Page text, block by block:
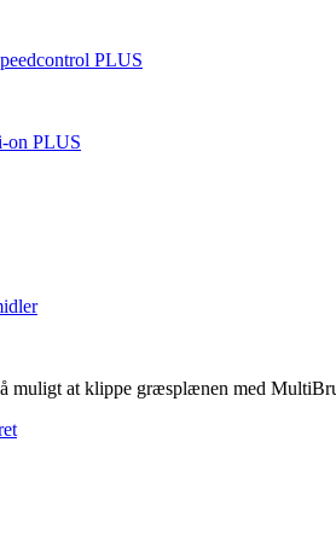
PLUS
on PLUS
muligt at klippe græsplænen med